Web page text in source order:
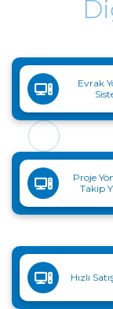
Evrak
Proje
Takip
Hızlı